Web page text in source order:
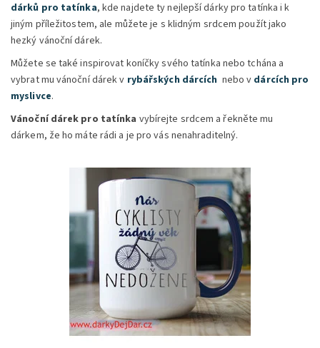
dárků pro tatínka, kde najdete ty nejlepší dárky pro tatínka i k
jiným příležitostem, ale můžete je s klidným srdcem použít jako
hezký vánoční dárek.
Můžete se také inspirovat koníčky svého tatínka nebo tchána a
vybrat mu vánoční dárek v rybářských dárcích nebo v dárcích pro
myslivce.
Vánoční dárek pro tatínka vybírejte srdcem a řekněte mu
dárkem, že ho máte rádi a je pro vás nenahraditelný.
Vtipný dárek pro cyklistu, kolaře, kamaráda, tátu, dědečka nebo
DejDar